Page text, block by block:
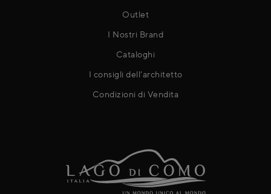
Outlet
I Nostri Brand
Cataloghi
I consigli dell'architetto
Condizioni di Vendita